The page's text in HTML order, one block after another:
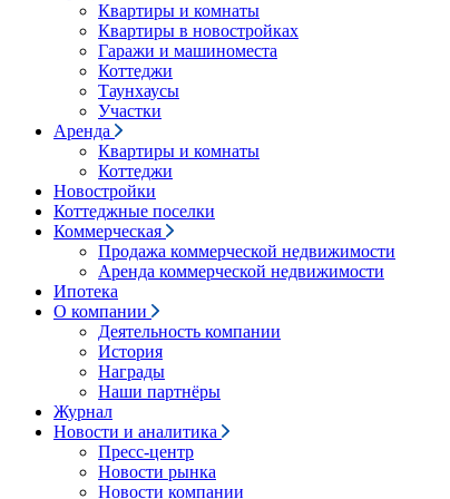
Квартиры и комнаты
Квартиры в новостройках
Гаражи и машиноместа
Коттеджи
Таунхаусы
Участки
Аренда
Квартиры и комнаты
Коттеджи
Новостройки
Коттеджные поселки
Коммерческая
Продажа коммерческой недвижимости
Аренда коммерческой недвижимости
Ипотека
О компании
Деятельность компании
История
Награды
Наши партнёры
Журнал
Новости и аналитика
Пресс-центр
Новости рынка
Новости компании